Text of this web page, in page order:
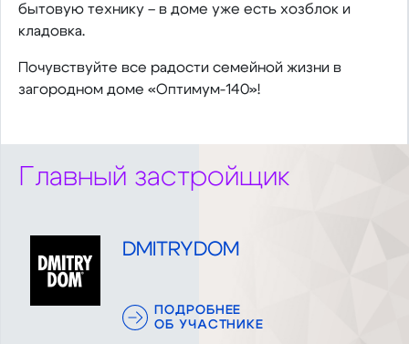
бытовую технику – в доме уже есть хозблок и
кладовка.
Почувствуйте все радости семейной жизни в
загородном доме «Оптимум-140»!
Главный застройщик
DMITRYDOM
ПОДРОБНЕЕ
ОБ УЧАСТНИКЕ